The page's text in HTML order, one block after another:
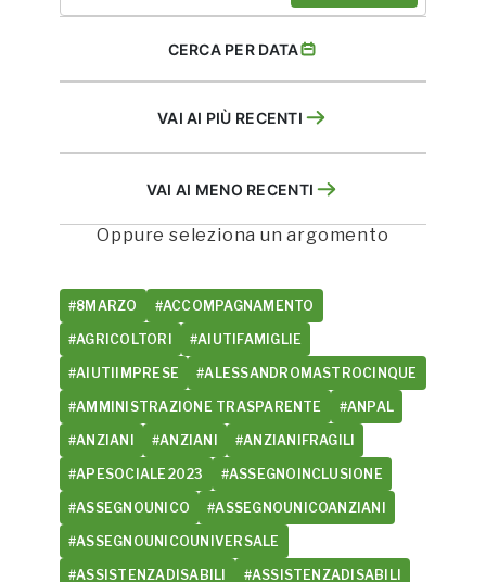
CERCA PER DATA
VAI AI PIÙ RECENTI
VAI AI MENO RECENTI
Oppure seleziona un argomento
#8MARZO #ACCOMPAGNAMENTO
#AGRICOLTORI #AIUTIFAMIGLIE
#AIUTIIMPRESE #ALESSANDROMASTROCINQUE
#AMMINISTRAZIONE TRASPARENTE #ANPAL
#ANZIANI #ANZIANI #ANZIANIFRAGILI
#APESOCIALE2023 #ASSEGNOINCLUSIONE
#ASSEGNOUNICO #ASSEGNOUNICOANZIANI
#ASSEGNOUNICOUNIVERSALE
#ASSISTENZADISABILI #ASSISTENZADISABILI